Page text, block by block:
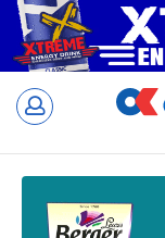
Skip